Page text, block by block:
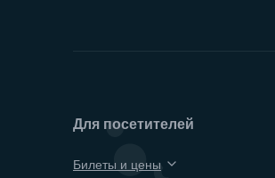
Для посетителей
Билеты и цены